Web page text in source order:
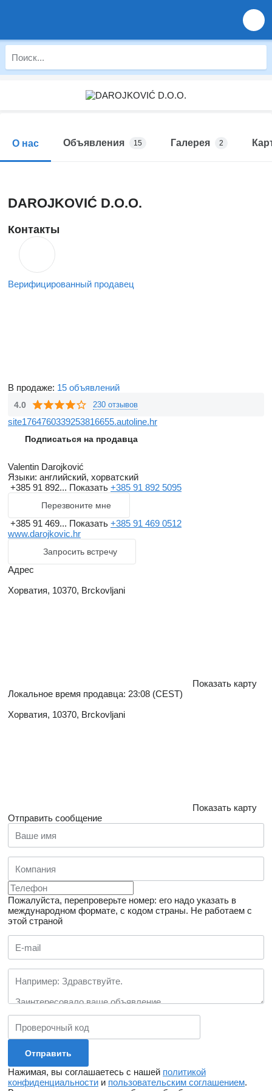
О нас Объявления 15 Галерея 2
DAROJKOVIĆ D.O.O.
Контакты
Верифицированный продавец
В продаже: 15 объявлений
4.0 230 отзывов
site1764760339253816655.autoline.hr
Подписаться на продавца
Valentin Darojković
Языки: английский, хорватский
+385 91 892... Показать +385 91 892 5095
Перезвоните мне
+385 91 469... Показать +385 91 469 0512
www.darojkovic.hr
Запросить встречу
Адрес
Хорватия, 10370, Brckovljani
Показать карту
Локальное время продавца: 23:08 (CEST)
Хорватия, 10370, Brckovljani
Показать карту
Отправить сообщение
Пожалуйста, перепроверьте номер: его надо указать в
международном формате, с кодом страны. Не работаем с
этой страной
Нажимая, вы соглашаетесь с нашей политикой
конфиденциальности и пользовательским соглашением.